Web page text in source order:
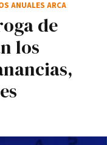
de
los
ANUALES ARCA